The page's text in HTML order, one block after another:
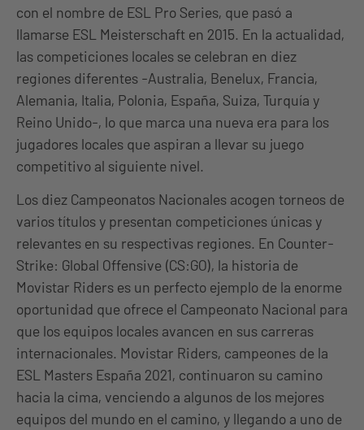
con el nombre de ESL Pro Series, que pasó a
llamarse ESL Meisterschaft en 2015. En la actualidad,
las competiciones locales se celebran en diez
regiones diferentes -Australia, Benelux, Francia,
Alemania, Italia, Polonia, España, Suiza, Turquía y
Reino Unido-, lo que marca una nueva era para los
jugadores locales que aspiran a llevar su juego
competitivo al siguiente nivel.
Los diez Campeonatos Nacionales acogen torneos de
varios títulos y presentan competiciones únicas y
relevantes en su respectivas regiones. En Counter-
Strike: Global Offensive (CS:GO), la historia de
Movistar Riders es un perfecto ejemplo de la enorme
oportunidad que ofrece el Campeonato Nacional para
que los equipos locales avancen en sus carreras
internacionales. Movistar Riders, campeones de la
ESL Masters España 2021, continuaron su camino
hacia la cima, venciendo a algunos de los mejores
equipos del mundo en el camino, y llegando a uno de